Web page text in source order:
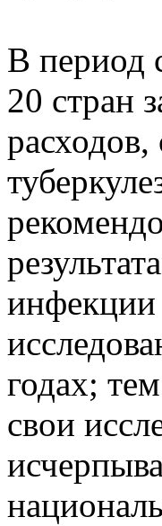
В период
20 стран
инфекции
годах;
свои